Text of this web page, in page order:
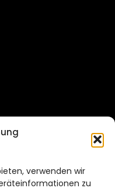
verwenden wir
zu